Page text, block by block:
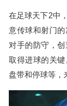
在足球天下2中
意传球和射门
对手的防守，
取得进球的关键
盘带和停球等，